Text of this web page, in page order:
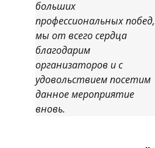
больших
профессиональных побед,
мы от всего сердца
благодарим
организаторов и с
удовольствием посетим
данное мероприятие
вновь.